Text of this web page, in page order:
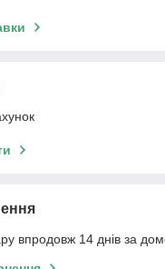
впродовж 14 днів за